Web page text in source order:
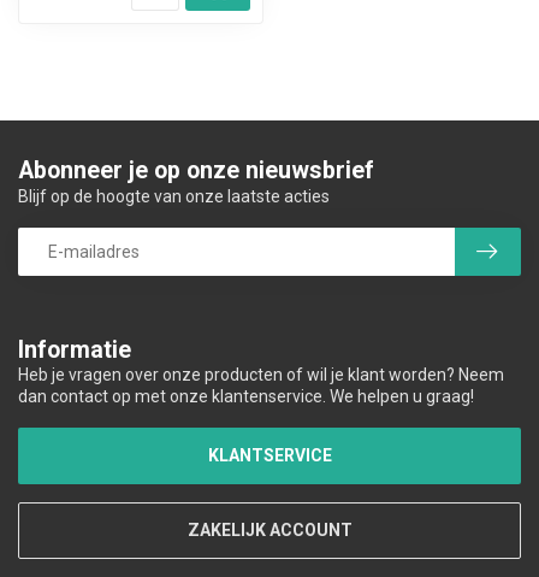
Informatie
Heb je vragen over onze producten of wil je klant worden? Neem
dan contact op met onze klantenservice. We helpen u graag!
KLANTSERVICE
ZAKELIJK ACCOUNT
Abonneer je op onze nieuwsbrief
Blijf op de hoogte van onze laatste acties